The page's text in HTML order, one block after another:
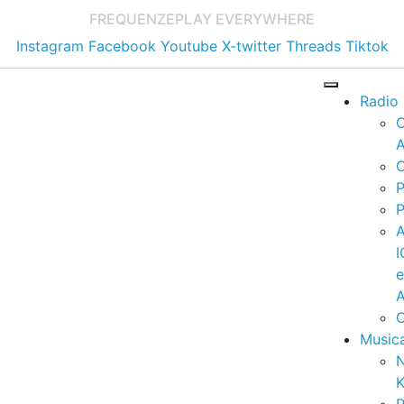
FREQUENZEPLAY EVERYWHERE
Instagram Facebook Youtube X-twitter Threads Tiktok
Radio
e